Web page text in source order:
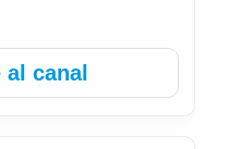
canal